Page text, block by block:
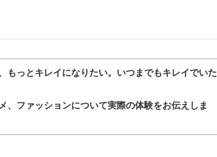
もっとキレイになりたい。いつまでもキレイでいた
、ファッションについて実際の体験をお伝えしま